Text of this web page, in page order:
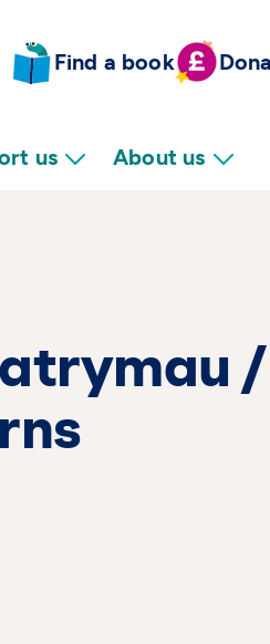
Find a book
us About us